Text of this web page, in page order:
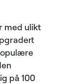
med ulikt
på 100